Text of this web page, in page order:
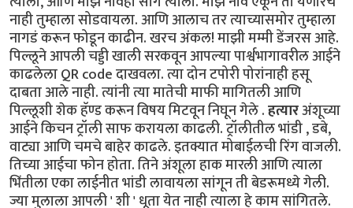
नाही तुम्हाला सोडवायला. आणि आलाच तर त्याच्यासमोर तुम्हाला
नागडं करून फोडून काढीन. खरच अंकल! माझी मम्मी डेंजरस आहे.
पिल्लूने आपली चड्डी खाली सरकवून आपल्या पार्श्वभागावरील आईने
काढलेला QR code दाखवला. त्या दोन टपोरी पोरांनाही हसू
दाबता आले नाही. त्यांनी त्या मातेची माफी मागितली आणि
पिल्लूशी शेक हॅण्ड करून विषय मिटवून निघून गेले .हत्यारअंशूच्या
आईने किचन ट्रॉली साफ करायला काढली. ट्रॉलीतील भांडी , डबे,
वाट्या आणि चमचे बाहेर काढले. इतक्यात मोबाईलची रिंग वाजली.
तिच्या आईचा फोन होता. तिने अंशूला हाक मारली आणि त्याला
भिंतीला एका लाईनीत भांडी लावायला सांगून ती बेडरूमध्ये गेली.
ज्या मुलाला आपली ' शी ' धूता येत नाही त्याला हे काम सांगितले.